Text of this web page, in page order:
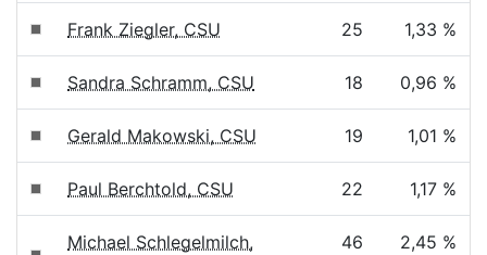
Frank Ziegler, CSU 25 1,33 %
Sandra Schramm, CSU 18 0,96 %
Gerald Makowski, CSU 19 1,01 %
Paul Berchtold, CSU 22 1,17 %
Michael Schlegelmilch,
46 2,45 %